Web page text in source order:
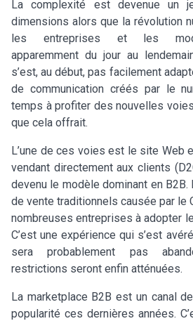
La complexité est devenue un
dimensions alors que la révolution
les entreprises et les
apparemment du jour au
s’est, au début, pas facilement
de communication créés par le
temps à profiter des nouvelles
que cela offrait.
L’une de ces voies est le site Web
vendant directement aux clients
devenu le modèle dominant en B2B.
de vente traditionnels causée par le
nombreuses entreprises à adopter
C’est une expérience qui s’est
sera probablement pas
restrictions seront enfin atténuées.
La marketplace B2B est un canal
popularité ces dernières années.